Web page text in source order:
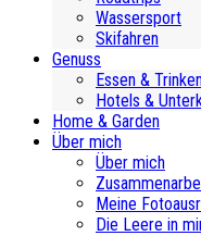
Wassersport
Skifahren
Genuss
Essen &
Hotels &
Home & Garden
Über mich
Über mich
Meine
Die Leere in